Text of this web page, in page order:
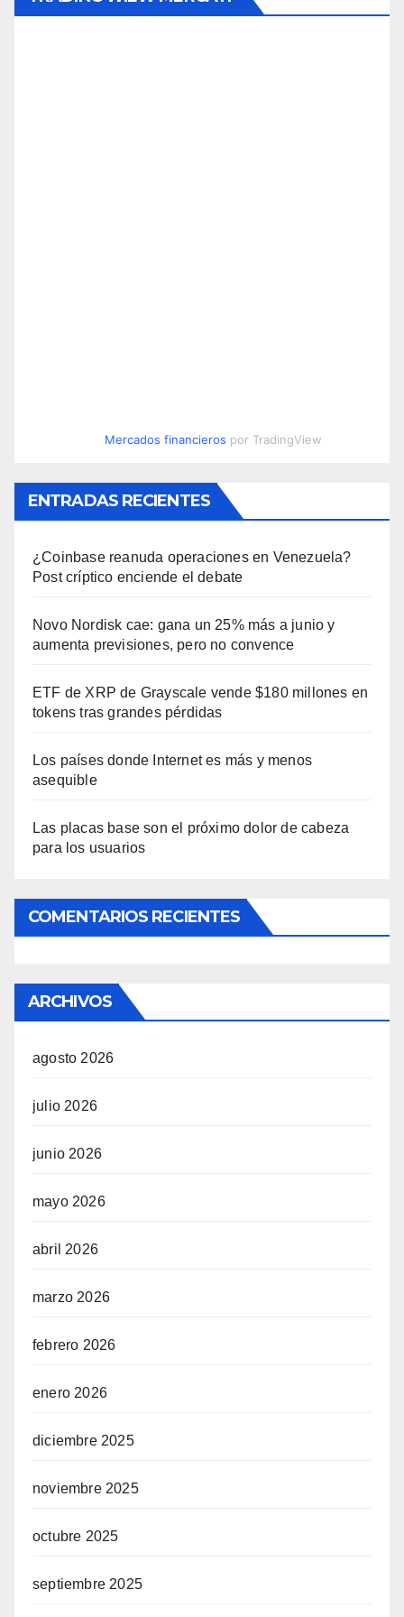
Mercados financieros por TradingView
ENTRADAS RECIENTES
¿Coinbase reanuda operaciones en Venezuela?
Post críptico enciende el debate
Novo Nordisk cae: gana un 25% más a junio y
aumenta previsiones, pero no convence
ETF de XRP de Grayscale vende $180 millones en
tokens tras grandes pérdidas
Los países donde Internet es más y menos
asequible
Las placas base son el próximo dolor de cabeza
para los usuarios
COMENTARIOS RECIENTES
ARCHIVOS
agosto 2026
julio 2026
junio 2026
mayo 2026
abril 2026
marzo 2026
febrero 2026
enero 2026
diciembre 2025
noviembre 2025
octubre 2025
septiembre 2025